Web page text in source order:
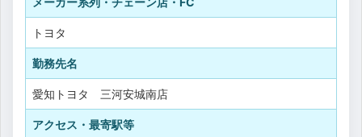
トヨタ
勤務先名
愛知トヨタ 三河安城南店
アクセス・最寄駅等